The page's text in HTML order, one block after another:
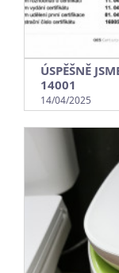
ÚSPĚŠNĚ
14001
14/04/2025